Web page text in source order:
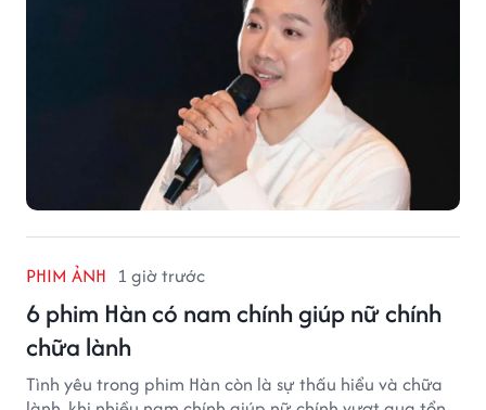
PHIM ẢNH 1 giờ trước
6 phim Hàn có nam chính giúp nữ chính
chữa lành
Tình yêu trong phim Hàn còn là sự thấu hiểu và chữa